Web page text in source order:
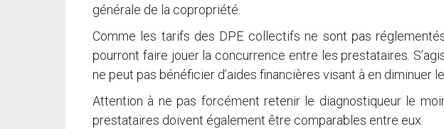
générale de la copropriété.
Comme les tarifs des DPE collectifs ne sont pas
pourront faire jouer la concurrence entre les prestataires.
ne peut pas bénéficier d’aides financières visant à en diminuer
Attention à ne pas forcément retenir le diagnostiqueur le
prestataires doivent également être comparables entre eux.